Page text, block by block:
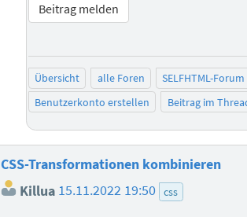
Beitrag melden
Übersicht alle Foren
SELFHTML-Forum
Benutzerkonto erstellen
Beitrag im
CSS-Transformationen kombinieren
Killua 15.11.2022 19:50 css